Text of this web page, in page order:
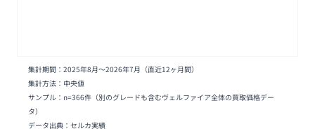
集計期間： 2025年8月〜2026年7月 （直近12ヶ月間）
集計方法：中央値
サンプル：n=366件 （別のグレードも含むヴェルファイア全体の買取価格デー
タ）
データ出典：セルカ実績